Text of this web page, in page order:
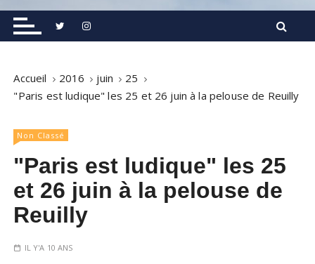
Le Tourisme à Paris
Informations touristiques, visites, excursions.
Accueil 2016 juin
25
"Paris est ludique" les 25 et 26 juin à la pelouse de Reuilly
Non Classé
"Paris est ludique" les 25
et 26 juin à la pelouse de
Reuilly
IL Y'A 10 ANS